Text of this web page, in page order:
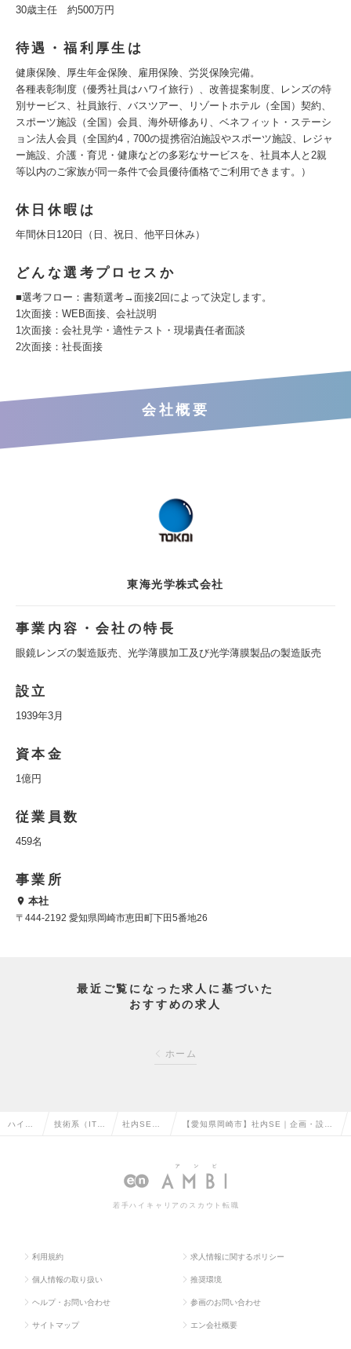
30歳主任 約500万円
待遇・福利厚生は
健康保険、厚生年金保険、雇用保険、労災保険完備。
各種表彰制度（優秀社員はハワイ旅行）、改善提案制度、レンズの特
別サービス、社員旅行、バスツアー、リゾートホテル（全国）契約、
スポーツ施設（全国）会員、海外研修あり、ベネフィット・ステーシ
ョン法人会員（全国約4，700の提携宿泊施設やスポーツ施設、レジャ
ー施設、介護・育児・健康などの多彩なサービスを、社員本人と2親
等以内のご家族が同一条件で会員優待価格でご利用できます。）
休日休暇は
年間休日120日（日、祝日、他平日休み）
どんな選考プロセスか
■選考フロー：書類選考→面接2回によって決定します。
1次面接：WEB面接、会社説明
1次面接：会社見学・適性テスト・現場責任者面談
2次面接：社長面接
会社概要
東海光学株式会社
事業内容・会社の特長
眼鏡レンズの製造販売、光学薄膜加工及び光学薄膜製品の製造販売
設立
1939年3月
資本金
1億円
従業員数
459名
事業所
本社
〒444-2192 愛知県岡崎市恵田町下田5番地26
最近ご覧になった求人に基づいた
おすすめの求人
ホーム
ハイク 技術系（IT・ 社内SE・
理の転職
【愛知県岡崎市】社内SE｜企画・設
0時間｜500万円～の求人情報
若手ハイキャリアのスカウト転職
利用規約 求人情報に関するポリシー
個人情報の取り扱い 推奨環境
ヘルプ・お問い合わせ 参画のお問い合わせ
サイトマップ エン会社概要